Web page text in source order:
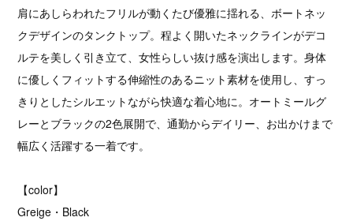
肩にあしらわれたフリルが動くたび優雅に揺れる、ボートネッ
クデザインのタンクトップ。程よく開いたネックラインがデコ
ルテを美しく引き立て、女性らしい抜け感を演出します。身体
に優しくフィットする伸縮性のあるニット素材を使用し、すっ
きりとしたシルエットながら快適な着心地に。オートミールグ
レーとブラックの2色展開で、通勤からデイリー、お出かけまで
幅広く活躍する一着です。
【color】
Greige・Black